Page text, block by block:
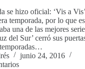
se hizo oficial: ‘Vis a
temporada, por lo que
una de las mejores
del Sur’ cerró sus
junio 24, 2016